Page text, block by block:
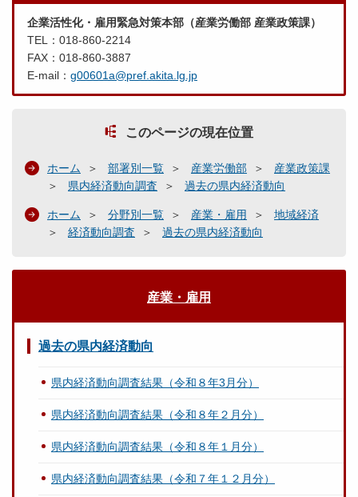
企業活性化・雇用緊急対策本部（産業労働部 産業政策課）
TEL：018-860-2214
FAX：018-860-3887
E-mail： g00601a@pref.akita.lg.jp
このページの現在位置
ホーム 部署別一覧 産業労働部
産業政策課
県内経済動向調査
過去の県内経済動向
ホーム 分野別一覧 産業・雇用
地域経済
経済動向調査
過去の県内経済動向
産業・雇用
過去の県内経済動向
県内経済動向調査結果（令和８年3月分）
県内経済動向調査結果（令和８年２月分）
県内経済動向調査結果（令和８年１月分）
県内経済動向調査結果（令和７年１２月分）